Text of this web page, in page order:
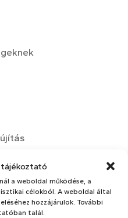
tájékoztató
a weboldal működése, a
célokból. A weboldal által
hozzájárulok. További
talál.